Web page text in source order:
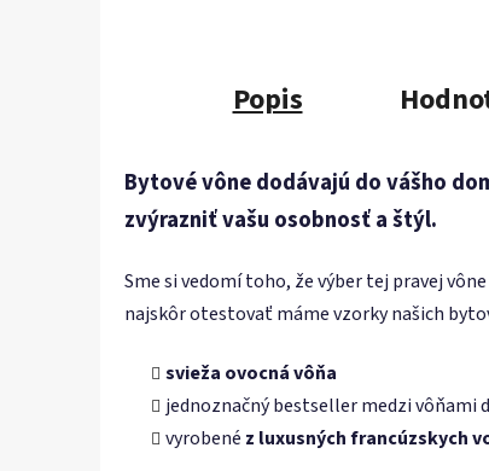
Popis
Bytové vône dodávajú do vášho
zvýrazniť vašu osobnosť a štýl.
Sme si vedomí toho, že výber tej pravej
najskôr otestovať máme vzorky našich
svieža ovocná vôňa
jednoznačný bestseller medzi vôňami
vyrobené z luxusných francúzskych